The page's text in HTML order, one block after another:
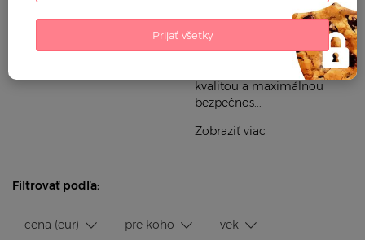
hračky Kaloo sú zabalené v
praktickej krabičke, preto sú
pekným darčekom pre
novorodencov. Značka
Kaloo je známa svojou
kvalitou a maximálnou
bezpečnos...
Zobraziť viac
Filtrovať podľa:
Prijať všetky